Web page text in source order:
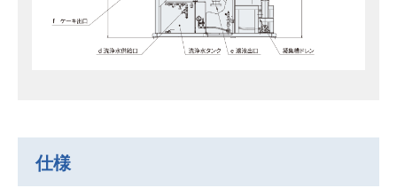
仕様